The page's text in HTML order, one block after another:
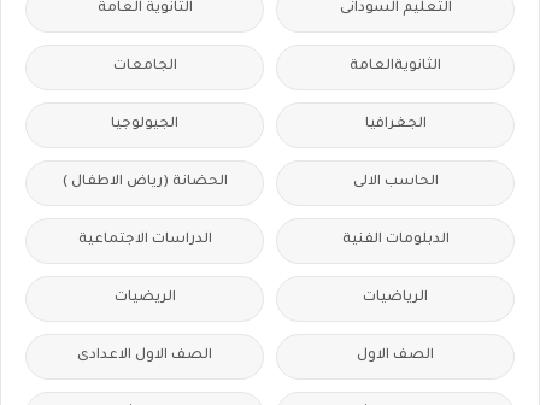
التعليم السودانى الثانوية العامة
الثانويةالعامة الجامعات
الجغرافيا الجيولوجيا
الحاسب الالى الحضانة (رياض الاطفال )
الدبلومات الفنية الدراسات الاجتماعية
الرياضيات الريضيات
الصف الاول الصف الاول الاعدادى